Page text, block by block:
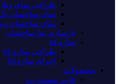
طراحی نمای ویلا
نمای ساختمان
نمای ساختمان
بازسازی نما ساختمان
سازه lsf
طراحی سازه lsf
اجرای سازه lsf
محصولات
فایبر سمنت برد